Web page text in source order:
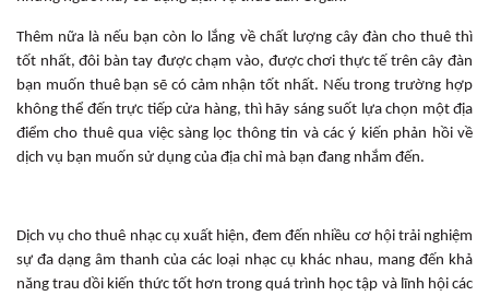
Thêm nữa là nếu bạn còn lo lắng về chất lượng cây đàn cho thuê thì
tốt nhất, đôi bàn tay được chạm vào, được chơi thực tế trên cây đàn
bạn muốn thuê bạn sẽ có cảm nhận tốt nhất. Nếu trong trường hợp
không thể đến trực tiếp cửa hàng, thì hãy sáng suốt lựa chọn một địa
điểm cho thuê qua việc sàng lọc thông tin và các ý kiến phản hồi về
dịch vụ bạn muốn sử dụng của địa chỉ mà bạn đang nhắm đến.
Dịch vụ cho thuê nhạc cụ xuất hiện, đem đến nhiều cơ hội trải nghiệm
sự đa dạng âm thanh của các loại nhạc cụ khác nhau, mang đến khả
năng trau dồi kiến thức tốt hơn trong quá trình học tập và lĩnh hội các